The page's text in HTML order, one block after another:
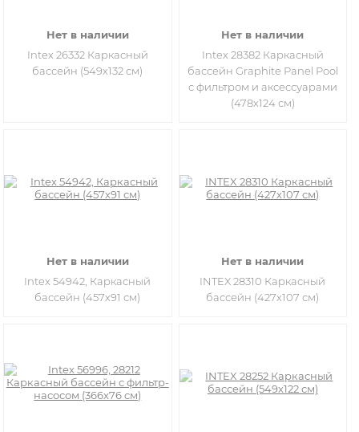
Нет в наличии
Intex 26332 Каркасный
бассейн (549х132 см)
Нет в наличии
Intex 28382 Каркасный
бассейн Graphite Panel Pool
с фильтром и аксессуарами
(478х124 см)
Нет в наличии
Intex 54942, Каркасный
бассейн (457х91 см)
Нет в наличии
INTEX 28310 Каркасный
бассейн (427х107 см)